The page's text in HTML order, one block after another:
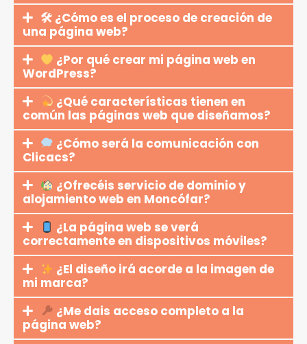
🛠 ¿Cómo es el proceso de creación de
una página web?
¿Por qué crear mi página web en
WordPress?
¿Qué características tienen en
común las páginas web que diseñamos?
¿Cómo será la comunicación con
Clicacs?
¿Ofrecéis servicio de dominio y
alojamiento web en Moncófar?
¿La página web se verá
correctamente en dispositivos móviles?
¿El diseño irá acorde a la imagen de
mi marca?
¿Me dais acceso completo a la
página web?